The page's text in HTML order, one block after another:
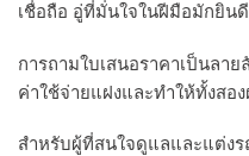
เชื่อถือ อู่ที่มั่นใจในฝีมือมักยิน
การถามใบเสนอราคาเป็นลา
ค่าใช้จ่ายแฝงและทำให้ทั้งสอ
สำหรับผู้ที่สนใจดูแลและแต่งร